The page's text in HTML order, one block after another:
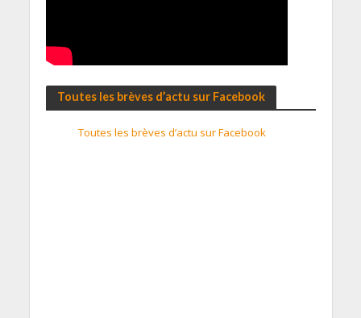
Toutes les brèves d’actu sur Facebook
Toutes les brèves d’actu sur Facebook